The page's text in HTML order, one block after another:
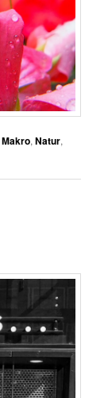
Makro,Natur,